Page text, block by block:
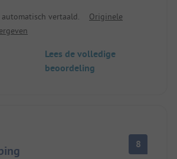
de sanitaire voorzieningen
zijn, bovendien ligt de
en mogelijkheid voor het legen
toiletten. Betaling was alleen
automatisch vertaald.
Originele
Lees de volledige
beoordeling
8